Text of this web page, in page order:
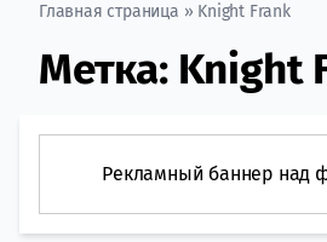
Главная страница » Knight Frank
Метка: Knight
Рекламный баннер над